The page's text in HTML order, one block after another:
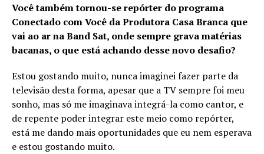
Você também tornou-se repórter do programa
Conectado com Você da Produtora Casa Branca que
vai ao ar na Band Sat, onde sempre grava matérias
bacanas, o que está achando desse novo desafio?
Estou gostando muito, nunca imaginei fazer parte da
televisão desta forma, apesar que a TV sempre foi meu
sonho, mas só me imaginava integrá-la como cantor, e
de repente poder integrar este meio como repórter,
está me dando mais oportunidades que eu nem esperava
e estou gostando muito.